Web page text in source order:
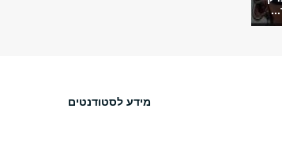
מידע לסטודנטים